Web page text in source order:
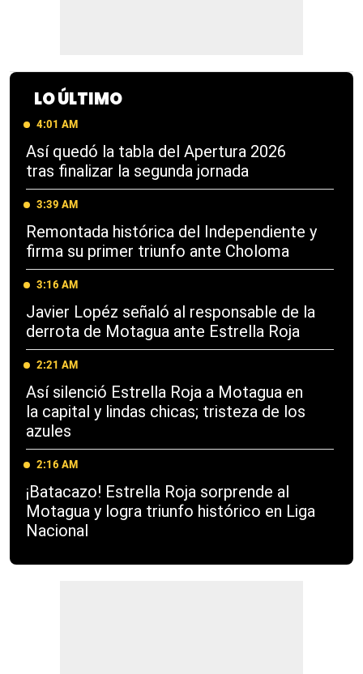
LO ÚLTIMO
4:01 AM
Así quedó la tabla del Apertura 2026
tras finalizar la segunda jornada
3:39 AM
Remontada histórica del Independiente y
firma su primer triunfo ante Choloma
3:16 AM
Javier Lopéz señaló al responsable de la
derrota de Motagua ante Estrella Roja
2:21 AM
Así silenció Estrella Roja a Motagua en
la capital y lindas chicas; tristeza de los
azules
2:16 AM
¡Batacazo! Estrella Roja sorprende al
Motagua y logra triunfo histórico en Liga
Nacional